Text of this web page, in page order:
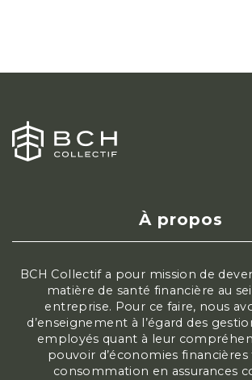
À propos
BCH Collectif a pour mission de
matière de santé financière au
entreprise. Pour ce faire, nous
d’enseignement à l’égard des
employés quant à leur
pouvoir d’économies financières
consommation en assurances